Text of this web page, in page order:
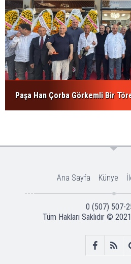
Paşa Han Çorba Görkemli Bir
Ana Sayfa Künye
0 (507) 507-
Tüm Hakları Saklıdır © 2021